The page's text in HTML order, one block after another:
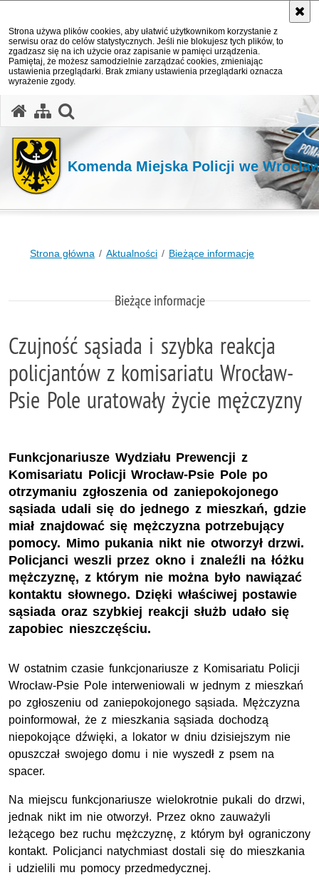
Strona używa plików cookies, aby ułatwić użytkownikom korzystanie z
serwisu oraz do celów statystycznych. Jeśli nie blokujesz tych plików, to
zgadzasz się na ich użycie oraz zapisanie w pamięci urządzenia.
Pamiętaj, że możesz samodzielnie zarządzać cookies, zmieniając
ustawienia przeglądarki. Brak zmiany ustawienia przeglądarki oznacza
wyrażenie zgody.
Komenda Miejska Policji we
Strona główna Aktualności Bieżące informacje
Bieżące informacje
Czujność sąsiada i szybka reakcja
policjantów z komisariatu Wrocław-
Psie Pole uratowały życie mężczyzny
Funkcjonariusze Wydziału Prewencji z
Komisariatu Policji Wrocław-Psie Pole po
otrzymaniu zgłoszenia od zaniepokojonego
sąsiada udali się do jednego z mieszkań, gdzie
miał znajdować się mężczyzna potrzebujący
pomocy. Mimo pukania nikt nie otworzył drzwi.
Policjanci weszli przez okno i znaleźli na łóżku
mężczyznę, z którym nie można było nawiązać
kontaktu słownego. Dzięki właściwej postawie
sąsiada oraz szybkiej reakcji służb udało się
zapobiec nieszczęściu.
W ostatnim czasie funkcjonariusze z Komisariatu Policji
Wrocław-Psie Pole interweniowali w jednym z mieszkań
po zgłoszeniu od zaniepokojonego sąsiada. Mężczyzna
poinformował, że z mieszkania sąsiada dochodzą
niepokojące dźwięki, a lokator w dniu dzisiejszym nie
opuszczał swojego domu i nie wyszedł z psem na
spacer.
Na miejscu funkcjonariusze wielokrotnie pukali do drzwi,
jednak nikt im nie otworzył. Przez okno zauważyli
leżącego bez ruchu mężczyznę, z którym był ograniczony
kontakt. Policjanci natychmiast dostali się do mieszkania
i udzielili mu pomocy przedmedycznej.